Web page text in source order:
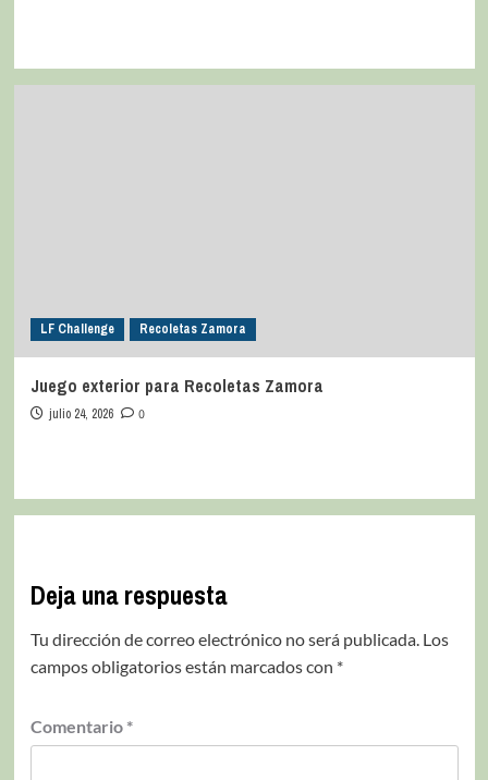
LF Challenge Recoletas Zamora
Juego exterior para Recoletas Zamora
julio 24, 2026 0
Deja una respuesta
Tu dirección de correo electrónico no será publicada. Los
campos obligatorios están marcados con *
Comentario *